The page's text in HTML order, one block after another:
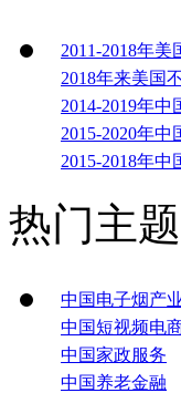
2011-2018年
2018年来美国
2014-2019年
2015-2020年
2015-2018年
热门主题
中国电子烟产
中国短视频电
中国家政服务
中国养老金融